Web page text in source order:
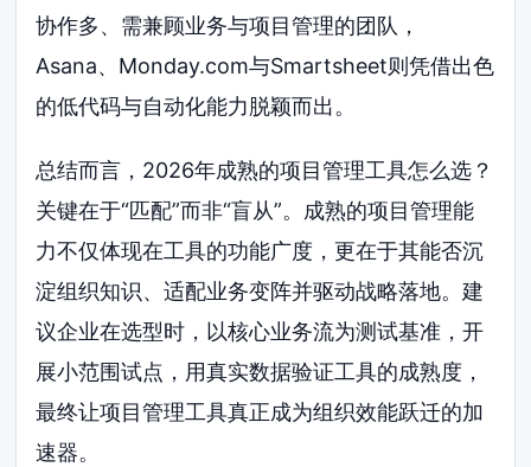
协作多、需兼顾业务与项目管理的团队，
Asana、Monday.com与Smartsheet则凭借出色
的低代码与自动化能力脱颖而出。
总结而言，2026年成熟的项目管理工具怎么选？
关键在于“匹配”而非“盲从”。成熟的项目管理能
力不仅体现在工具的功能广度，更在于其能否沉
淀组织知识、适配业务变阵并驱动战略落地。建
议企业在选型时，以核心业务流为测试基准，开
展小范围试点，用真实数据验证工具的成熟度，
最终让项目管理工具真正成为组织效能跃迁的加
速器。